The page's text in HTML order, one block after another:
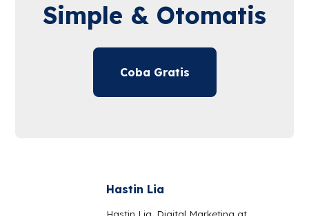
Simple & Otomatis
Coba Gratis
Hastin Lia
Hastin Lia, Digital Marketing at